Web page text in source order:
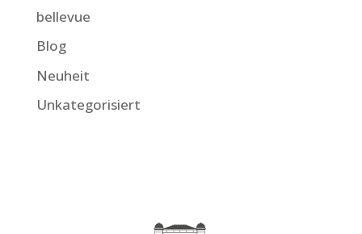
bellevue
Blog
Neuheit
Unkategorisiert